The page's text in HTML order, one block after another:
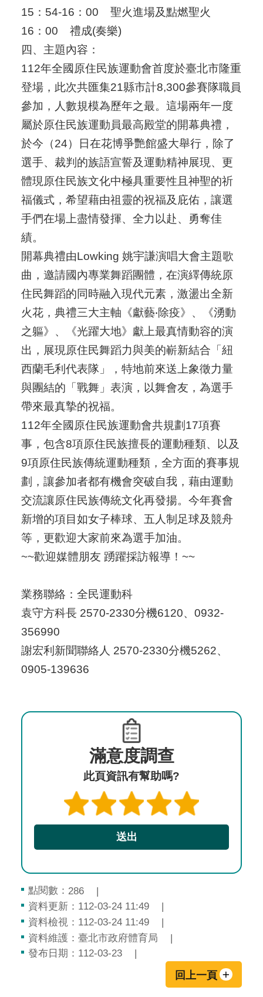
15：54-16：00
聖火進場及點燃聖火
16：00
禮成(奏樂)
四、主題內容：
112年全國原住民族運動會首度於臺北市隆重
登場，此次共匯集21縣市計8,300參賽隊職員
參加，人數規模為歷年之最。這場兩年一度
屬於原住民族運動員最高殿堂的開幕典禮，
於今（24）日在花博爭艷館盛大舉行，除了
選手、裁判的族語宣誓及運動精神展現、更
體現原住民族文化中極具重要性且神聖的祈
福儀式，希望藉由祖靈的祝福及庇佑，讓選
手們在場上盡情發揮、全力以赴、勇奪佳
績。
開幕典禮由Lowking 姚宇謙演唱大會主題歌
曲，邀請國內專業舞蹈團體，在演繹傳統原
住民舞蹈的同時融入現代元素，激盪出全新
火花，典禮三大主軸《獻藝‧除疫》、《湧動
之軀》、《光躍大地》獻上最真情動容的演
出，展現原住民舞蹈力與美的嶄新結合「紐
西蘭毛利代表隊」，特地前來送上象徵力量
與團結的「戰舞」表演，以舞會友，為選手
帶來最真摯的祝福。
112年全國原住民族運動會共規劃17項賽
事，包含8項原住民族擅長的運動種類、以及
9項原住民族傳統運動種類，全方面的賽事規
劃，讓參加者都有機會突破自我，藉由運動
交流讓原住民族傳統文化再發揚。今年賽會
新增的項目如女子棒球、五人制足球及競舟
等，更歡迎大家前來為選手加油。
~~歡迎媒體朋友 踴躍採訪報導！~~
業務聯絡：全民運動科
袁守方科長 2570-2330分機6120、0932-
356990
謝宏利新聞聯絡人 2570-2330分機5262、
0905-139636
滿意度調查
此頁資訊有幫助嗎?
點閱數： 286
資料更新：112-03-24 11:49
資料檢視：112-03-24 11:49
資料維護：臺北市政府體育局
發布日期：112-03-23
回上一頁